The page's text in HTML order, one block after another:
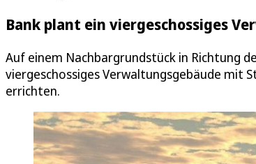
Bank plant ein viergeschossiges
Auf einem Nachbargrundstück in Richtung
viergeschossiges Verwaltungsgebäude mit
errichten.